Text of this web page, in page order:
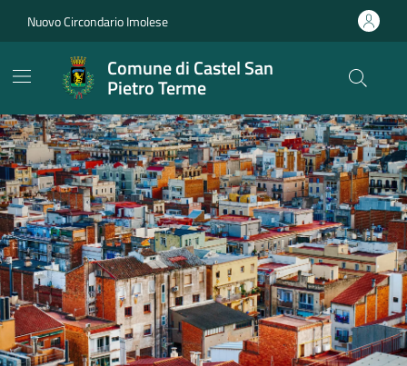
Nuovo Circondario Imolese
Comune di Castel San
Pietro Terme